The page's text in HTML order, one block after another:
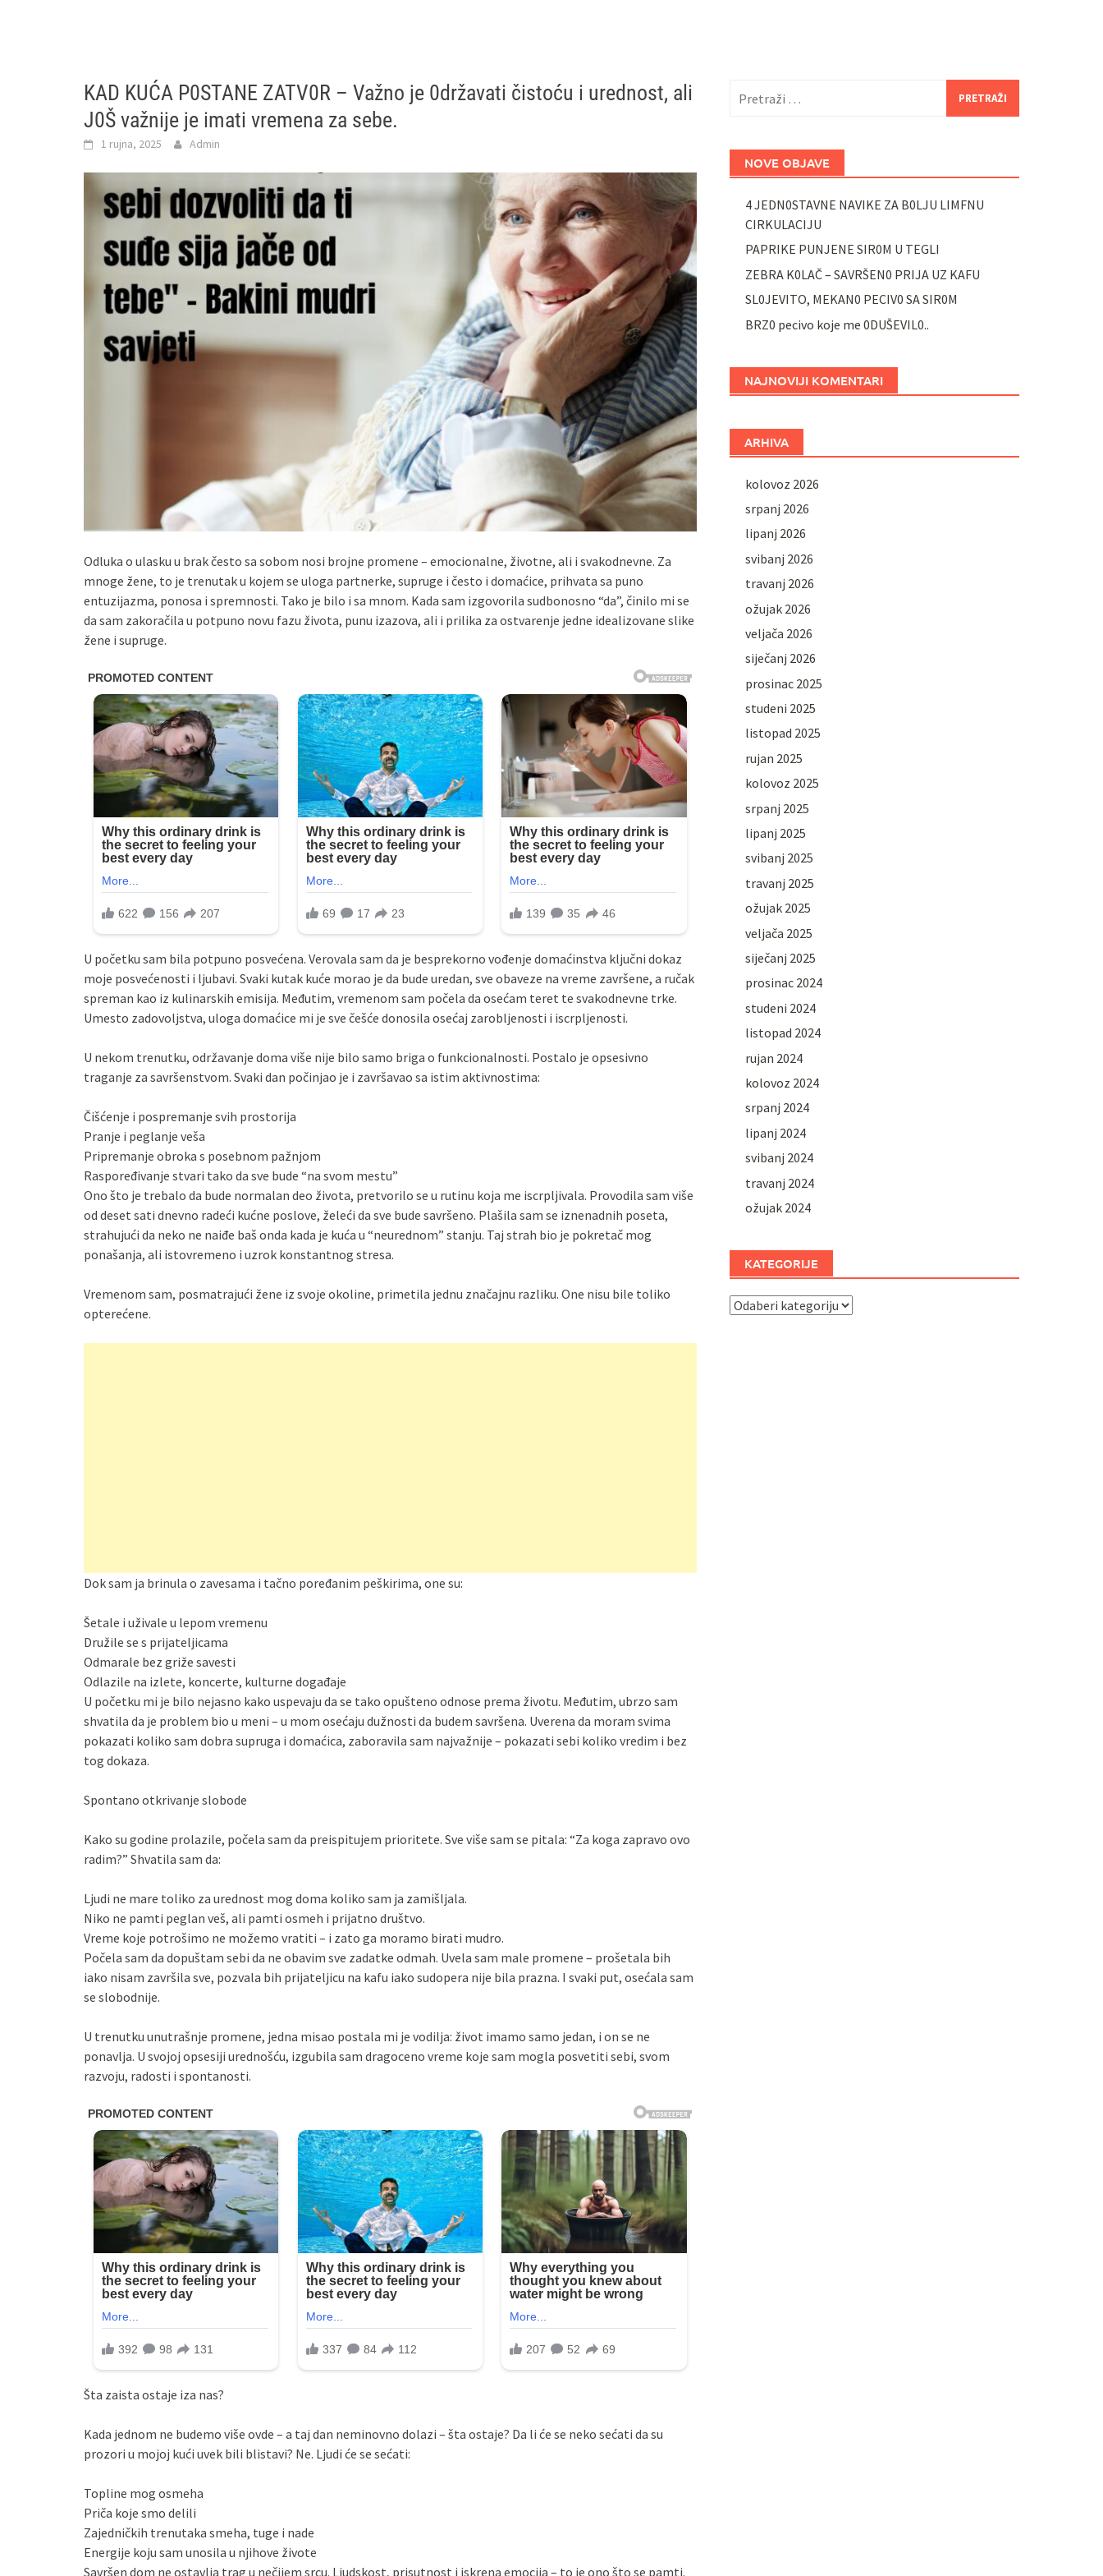
KAD KUĆA P0STANE ZATV0R – Važno je 0državati čistoću i urednost, ali
J0Š važnije je imati vremena za sebe.
1 rujna, 2025 Admin
Odluka o ulasku u brak često sa sobom nosi brojne promene – emocionalne, životne, ali i svakodnevne. Za
mnoge žene, to je trenutak u kojem se uloga partnerke, supruge i često i domaćice, prihvata sa puno
entuzijazma, ponosa i spremnosti. Tako je bilo i sa mnom. Kada sam izgovorila sudbonosno “da”, činilo mi se
da sam zakoračila u potpuno novu fazu života, punu izazova, ali i prilika za ostvarenje jedne idealizovane slike
žene i supruge.
U početku sam bila potpuno posvećena. Verovala sam da je besprekorno vođenje domaćinstva ključni dokaz
moje posvećenosti i ljubavi. Svaki kutak kuće morao je da bude uredan, sve obaveze na vreme završene, a ručak
spreman kao iz kulinarskih emisija. Međutim, vremenom sam počela da osećam teret te svakodnevne trke.
Umesto zadovoljstva, uloga domaćice mi je sve češće donosila osećaj zarobljenosti i iscrpljenosti.
U nekom trenutku, održavanje doma više nije bilo samo briga o funkcionalnosti. Postalo je opsesivno
traganje za savršenstvom. Svaki dan počinjao je i završavao sa istim aktivnostima:
Čišćenje i pospremanje svih prostorija
Pranje i peglanje veša
Pripremanje obroka s posebnom pažnjom
Raspoređivanje stvari tako da sve bude “na svom mestu”
Ono što je trebalo da bude normalan deo života, pretvorilo se u rutinu koja me iscrpljivala. Provodila sam više
od deset sati dnevno radeći kućne poslove, želeći da sve bude savršeno. Plašila sam se iznenadnih poseta,
strahujući da neko ne naiđe baš onda kada je kuća u “neurednom” stanju. Taj strah bio je pokretač mog
ponašanja, ali istovremeno i uzrok konstantnog stresa.
Vremenom sam, posmatrajući žene iz svoje okoline, primetila jednu značajnu razliku. One nisu bile toliko
opterećene.
Dok sam ja brinula o zavesama i tačno poređanim peškirima, one su:
Šetale i uživale u lepom vremenu
Družile se s prijateljicama
Odmarale bez griže savesti
Odlazile na izlete, koncerte, kulturne događaje
U početku mi je bilo nejasno kako uspevaju da se tako opušteno odnose prema životu. Međutim, ubrzo sam
shvatila da je problem bio u meni – u mom osećaju dužnosti da budem savršena. Uverena da moram svima
pokazati koliko sam dobra supruga i domaćica, zaboravila sam najvažnije – pokazati sebi koliko vredim i bez
tog dokaza.
Spontano otkrivanje slobode
Kako su godine prolazile, počela sam da preispitujem prioritete. Sve više sam se pitala: “Za koga zapravo ovo
radim?” Shvatila sam da:
Ljudi ne mare toliko za urednost mog doma koliko sam ja zamišljala.
Niko ne pamti peglan veš, ali pamti osmeh i prijatno društvo.
Vreme koje potrošimo ne možemo vratiti – i zato ga moramo birati mudro.
Počela sam da dopuštam sebi da ne obavim sve zadatke odmah. Uvela sam male promene – prošetala bih
iako nisam završila sve, pozvala bih prijateljicu na kafu iako sudopera nije bila prazna. I svaki put, osećala sam
se slobodnije.
U trenutku unutrašnje promene, jedna misao postala mi je vodilja: život imamo samo jedan, i on se ne
ponavlja. U svojoj opsesiji urednošću, izgubila sam dragoceno vreme koje sam mogla posvetiti sebi, svom
razvoju, radosti i spontanosti.
Šta zaista ostaje iza nas?
Kada jednom ne budemo više ovde – a taj dan neminovno dolazi – šta ostaje? Da li će se neko sećati da su
prozori u mojoj kući uvek bili blistavi? Ne. Ljudi će se sećati:
Topline mog osmeha
Priča koje smo delili
Zajedničkih trenutaka smeha, tuge i nade
Energije koju sam unosila u njihove živote
Savršen dom ne ostavlja trag u nečijem srcu. Ljudskost, prisutnost i iskrena emocija – to je ono što se pamti.
NOVE OBJAVE
4 JEDN0STAVNE NAVIKE ZA B0LJU LIMFNU
CIRKULACIJU
PAPRIKE PUNJENE SIR0M U TEGLI
ZEBRA K0LAČ – SAVRŠEN0 PRIJA UZ KAFU
SL0JEVITO, MEKAN0 PECIV0 SA SIR0M
BRZ0 pecivo koje me 0DUŠEVIL0..
NAJNOVIJI KOMENTARI
ARHIVA
kolovoz 2026
srpanj 2026
lipanj 2026
svibanj 2026
travanj 2026
ožujak 2026
veljača 2026
siječanj 2026
prosinac 2025
studeni 2025
listopad 2025
rujan 2025
kolovoz 2025
srpanj 2025
lipanj 2025
svibanj 2025
travanj 2025
ožujak 2025
veljača 2025
siječanj 2025
prosinac 2024
studeni 2024
listopad 2024
rujan 2024
kolovoz 2024
srpanj 2024
lipanj 2024
svibanj 2024
travanj 2024
ožujak 2024
KATEGORIJE
Kategorije